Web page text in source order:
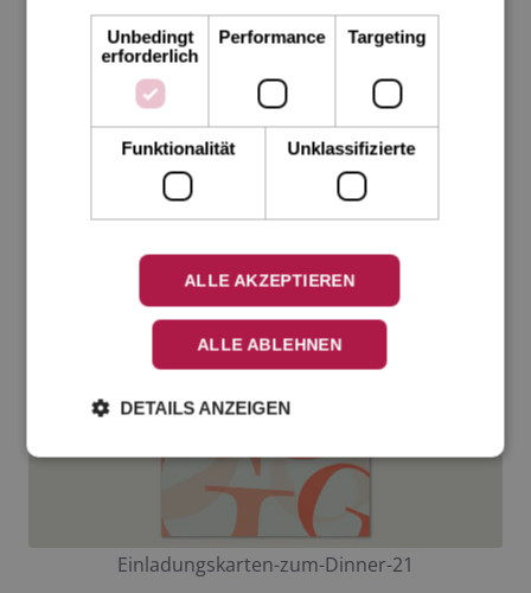
Einladungskarten-zum-Dinner-5
Einladungskarten-zum-Dinner-21
Unbedingt
erforderlich
Performance Targeting
Funktionalität Unklassifizierte
ALLE AKZEPTIEREN
ALLE ABLEHNEN
DETAILS ANZEIGEN